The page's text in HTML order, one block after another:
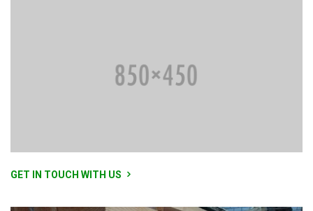
GET IN TOUCH WITH US